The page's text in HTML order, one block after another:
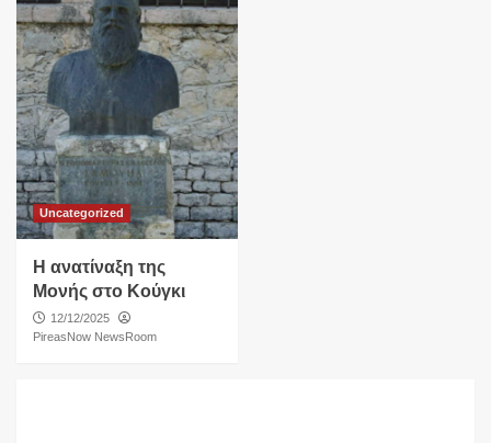
Uncategorized
Η ανατίναξη της
Μονής στο Κούγκι
12/12/2025
PireasNow NewsRoom